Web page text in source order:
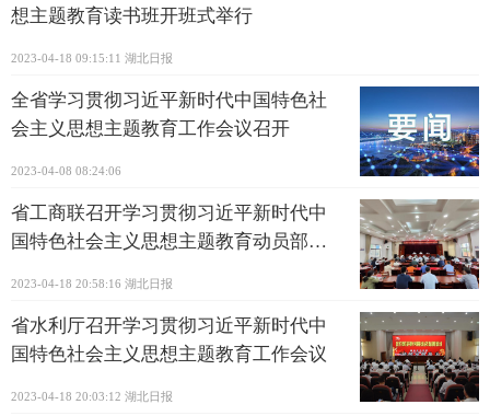
想主题教育读书班开班式举行
2023-04-18 09:15:11 湖北日报
全省学习贯彻习近平新时代中国特色社
会主义思想主题教育工作会议召开
2023-04-08 08:24:06
省工商联召开学习贯彻习近平新时代中
国特色社会主义思想主题教育动员部署
2023-04-18 20:58:16 湖北日报
省水利厅召开学习贯彻习近平新时代中
国特色社会主义思想主题教育工作会议
2023-04-18 20:03:12 湖北日报